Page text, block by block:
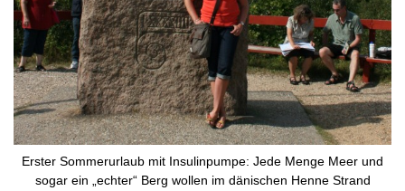
Erster Sommerurlaub mit Insulinpumpe: Jede Menge Meer und
sogar ein „echter“ Berg wollen im dänischen Henne Strand